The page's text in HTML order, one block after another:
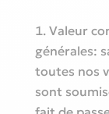
Valeur
générales:
toutes nos
sont